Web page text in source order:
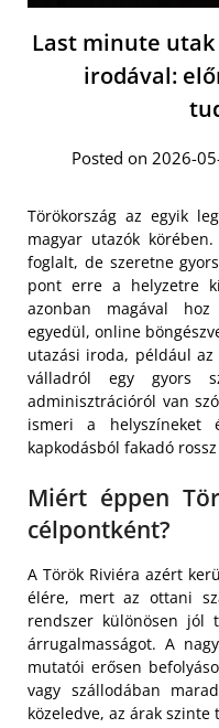
Last minute utak
irodával:
Posted on 2026-
Törökország az egyik
magyar utazók
foglalt, de szeretne
pont erre a helyzetre
azonban magával
egyedül, online
utazási iroda, például az
válladról egy gyors
adminisztrációról van
ismeri a
kapkodásból fakadó
Miért éppen
célpontként?
A Török Riviéra azért
élére, mert az ottani
rendszer különösen jól
árrugalmasságot. A
mutatói erősen
vagy szállodában
közeledve, az árak szinte